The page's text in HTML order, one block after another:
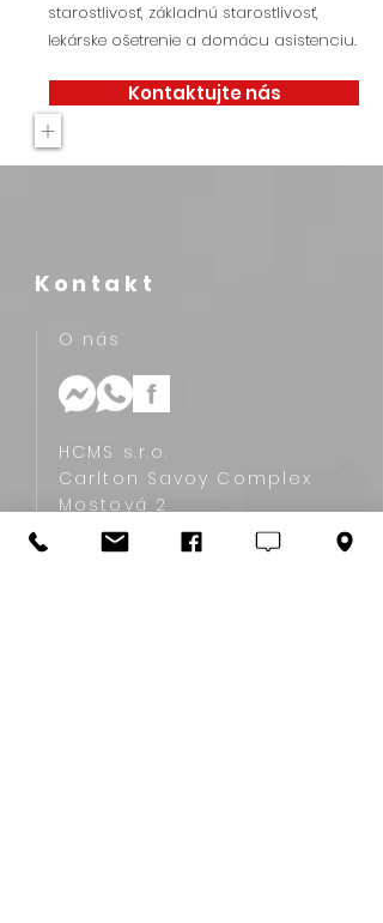
starostlivosť, základnú starostlivosť,
lekárske ošetrenie a domácu asistenciu.
Kontaktujte nás
+
Kontakt
O nás
HCMS s.r.o.
Carlton Savoy Complex
Mostová 2
811 02 Bratislava, Slovakia